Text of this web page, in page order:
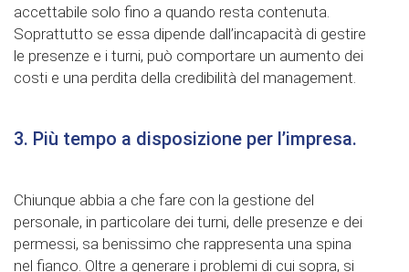
accettabile solo fino a quando resta contenuta.
Soprattutto se essa dipende dall’incapacità di gestire
le presenze e i turni, può comportare un aumento dei
costi e una perdita della credibilità del management.
3. Più tempo a disposizione per l’impresa.
Chiunque abbia a che fare con la gestione del
personale, in particolare dei turni, delle presenze e dei
permessi, sa benissimo che rappresenta una spina
nel fianco. Oltre a generare i problemi di cui sopra, si